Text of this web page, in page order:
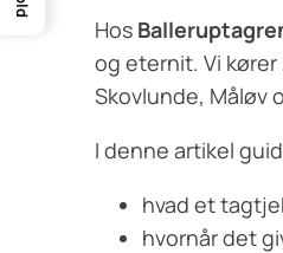
Hos
og eternit. Vi kører
Skovlunde, Måløv
I denne artikel
hvad et
hvornår det